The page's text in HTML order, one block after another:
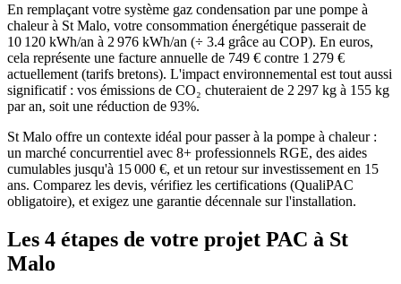
En remplaçant votre système gaz condensation par une pompe à
chaleur à St Malo, votre consommation énergétique passerait de
10 120 kWh/an à 2 976 kWh/an (÷ 3.4 grâce au COP). En euros,
cela représente une facture annuelle de 749 € contre 1 279 €
actuellement (tarifs bretons). L'impact environnemental est tout aussi
significatif : vos émissions de CO₂ chuteraient de 2 297 kg à 155 kg
par an, soit une réduction de 93%.
St Malo offre un contexte idéal pour passer à la pompe à chaleur :
un marché concurrentiel avec 8+ professionnels RGE, des aides
cumulables jusqu'à 15 000 €, et un retour sur investissement en 15
ans. Comparez les devis, vérifiez les certifications (QualiPAC
obligatoire), et exigez une garantie décennale sur l'installation.
Les 4 étapes de votre projet PAC à St
Malo